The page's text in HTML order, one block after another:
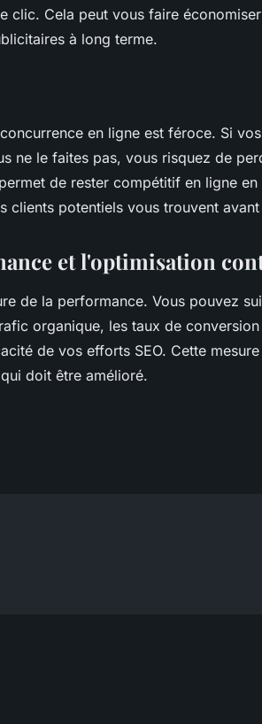
clic. Cela peut vous faire économiser
à long terme.
en ligne est féroce. Si
ne le faites pas, vous risquez de
de rester compétitif en ligne
clients potentiels vous trouvent
et l'optimisation
de la performance. Vous pouvez
organique, les taux de
de vos efforts SEO. Cette
doit être amélioré.